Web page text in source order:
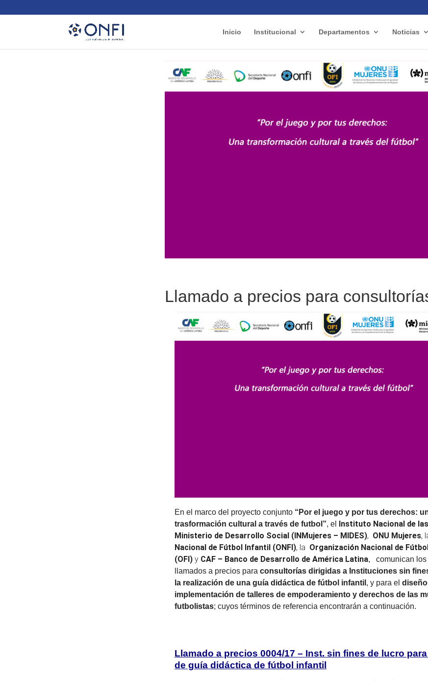
Inicio Institucional Departamentos Noticias
Llamado a precios para
En el marco del proyecto conjunto “Por el juego y por tus derechos:
trasformación cultural a través de futbol”, el
Instituto Nacional de
Ministerio de Desarrollo Social (INMujeres – MIDES), ONU Mujeres,
Nacional de Fútbol Infantil (ONFI), la Organización Nacional de
(OFI) y CAF – Banco de Desarrollo de América Latina,
comunican
llamados a precios para consultorías dirigidas a Instituciones sin
la realización de una guía didáctica de fútbol infantil , y para el
implementación de talleres de empoderamiento y derechos de las
futbolistas; cuyos términos de referencia encontrarán a continuación.
Llamado a precios 0004/17 – Inst. sin fines de lucro
de guía didáctica de fútbol infantil